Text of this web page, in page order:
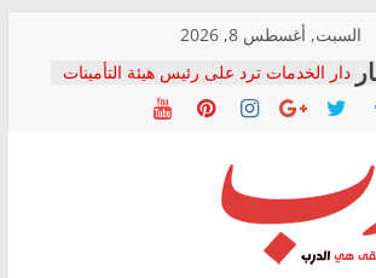
السبت, أغسطس 8, 2026
دار الخدمات ترد على رئيس هيئة التأمينات
بعد مؤتمره الصحفي: إنكار الأزمة لا ينهي
معاناة أصحاب المعاشات.. ونطالب بكشف
فرحات سليمان يكتب: القطاع الصحي إلى
أين؟
حزب التحالف الشعبي يطلق لجنة “الحق
في الصحة” بالإسكندرية لرصد الانتهاكات
ودعم المرضى